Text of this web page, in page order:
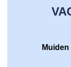
Muiden